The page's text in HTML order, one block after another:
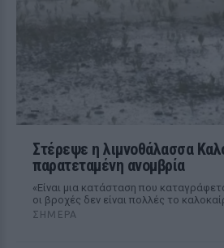
Στέρεψε η λιμνοθάλασσα
παρατεταμένη ανομβρία
«Είναι μια κατάσταση που
οι βροχές δεν είναι πολλές το
ΣΉΜΕΡΑ